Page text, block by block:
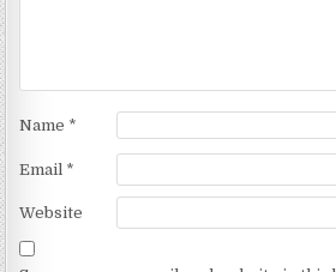
Name *
Email *
Website